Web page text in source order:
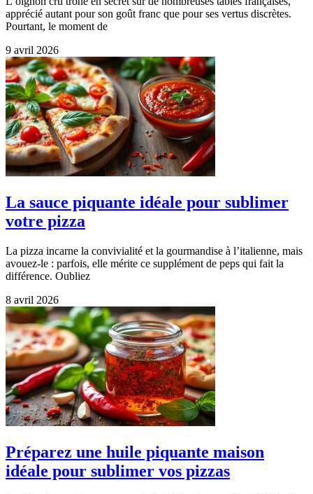
apprécié autant pour son goût franc que pour ses vertus discrètes.
Pourtant, le moment de
9 avril 2026
La sauce piquante idéale pour sublimer
votre pizza
La pizza incarne la convivialité et la gourmandise à l’italienne, mais
avouez-le : parfois, elle mérite ce supplément de peps qui fait la
différence. Oubliez
8 avril 2026
Préparez une huile piquante maison
idéale pour sublimer vos pizzas